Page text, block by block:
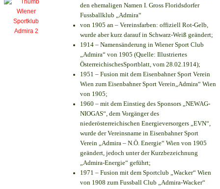
den ehemaligen Namen I. Gross Floridsdorfer
Fussballklub „Admira“
von 1905 an – Vereinsfarben: offiziell Rot-Gelb,
wurde aber kurz darauf in Schwarz-Weiß geändert;
1914 – Namensänderung in Wiener Sport Club
„Admira“ von 1905 (Quelle: Illustriertes
ÖsterreichischesSportblatt, vom 28.02.1914);
1951 – Fusion mit dem Eisenbahner Sport Verein
Wien zum Eisenbahner Sport Verein„Admira“ Wien
von 1905;
1960 – mit dem Einstieg des Sponsors „NEWAG-
NIOGAS“, dem Vorgänger des
niederösterreichischen Energieversorgers „EVN“,
wurde der Vereinsname in Eisenbahner Sport
Verein „Admira – N.Ö. Energie“ Wien von 1905
geändert, jedoch unter der Kurzbezeichnung
„Admira-Energie“ geführt;
1971 – Fusion mit dem Sportclub „Wacker“ Wien
von 1908 zum Fussball Club „Admira-Wacker“